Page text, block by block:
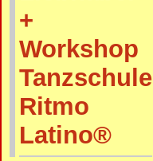
+
Workshop
Tanzschule
Ritmo
Latino®